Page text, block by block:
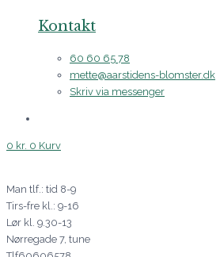
Kontakt
60 60 65 78
mette@aarstidens-blomster.dk
Skriv via messenger
0 kr. 0 Kurv
Man tlf.: tid 8-9
Tirs-fre kl.: 9-16
Lør kl. 9.30-13
Nørregade 7, tune